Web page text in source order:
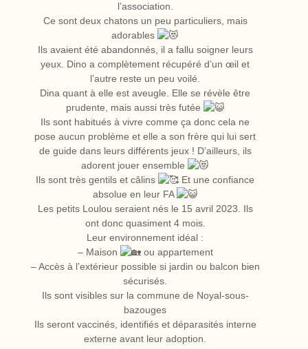
l’association.
Ce sont deux chatons un peu particuliers, mais
adorables
Ils avaient été abandonnés, il a fallu soigner leurs
yeux. Dino a complètement récupéré d’un œil et
l’autre reste un peu voilé.
Dina quant à elle est aveugle. Elle se révèle être
prudente, mais aussi très futée
Ils sont habitués à vivre comme ça donc cela ne
pose aucun problème et elle a son frère qui lui sert
de guide dans leurs différents jeux ! D’ailleurs, ils
adorent jouer ensemble
Ils sont très gentils et câlins
Et une confiance
absolue en leur FA
Les petits Loulou seraient nés le 15 avril 2023. Ils
ont donc quasiment 4 mois.
Leur environnement idéal :
– Maison
ou appartement
– Accès à l’extérieur possible si jardin ou balcon bien
sécurisés.
Ils sont visibles sur la commune de Noyal-sous-
bazouges
Ils seront vaccinés, identifiés et déparasités interne
externe avant leur adoption.